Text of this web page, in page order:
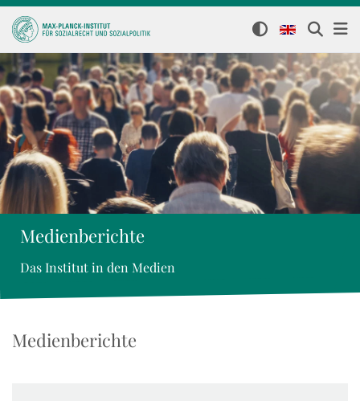
Medienberichte
Das Institut in den Medien
Medienberichte